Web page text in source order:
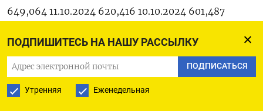
ПОДПИШИТЕСЬ НА НАШУ РАССЫЛКУ
ПОДПИСАТЬСЯ
Утренняя Еженедельная
649,064 11.10.2024 620,416 10.10.2024 601,487
583,962 04.10.2024 612,249 03.10.2024 616,082
02.10.2024 664,771 01.10.2024 716,977 (Мария
Гордеева)